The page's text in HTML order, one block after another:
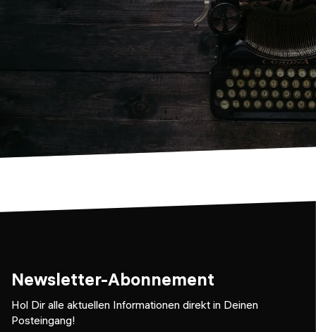
Newsletter-Abonnement
Hol Dir alle aktuellen Informationen direkt in Deinen
Posteingang!